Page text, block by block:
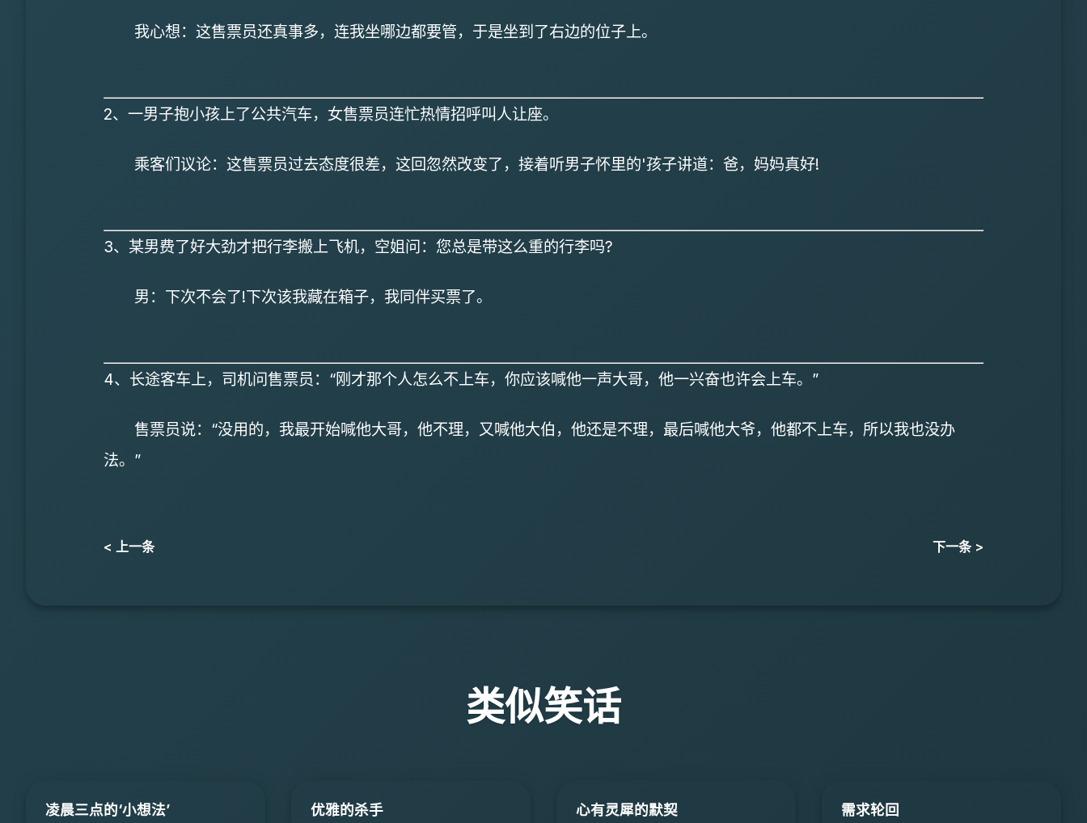
我心想：这售票员还真事多，连我坐哪边都要管，于是坐到了右边的位子上。
2、一男子抱小孩上了公共汽车，女售票员连忙热情招呼叫人让座。
乘客们议论：这售票员过去态度很差，这回忽然改变了，接着听男子怀里的'孩子讲道：爸，妈妈真好!
3、某男费了好大劲才把行李搬上飞机，空姐问：您总是带这么重的行李吗?
男：下次不会了!下次该我藏在箱子，我同伴买票了。
4、长途客车上，司机问售票员：“刚才那个人怎么不上车，你应该喊他一声大哥，他一兴奋也许会上车。”
售票员说：“没用的，我最开始喊他大哥，他不理，又喊他大伯，他还是不理，最后喊他大爷，他都不上车，所以我也没办
法。”
< 上一条 下一条 >
类似笑话
凌晨三点的‘小想法’ 优雅的杀手 心有灵犀的默契 需求轮回